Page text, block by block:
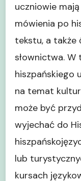
uczniowie
mówienia po
tekstu, a także
słownictwa. W
hiszpańskiego
na temat
może być
wyjechać do
lub
kursach